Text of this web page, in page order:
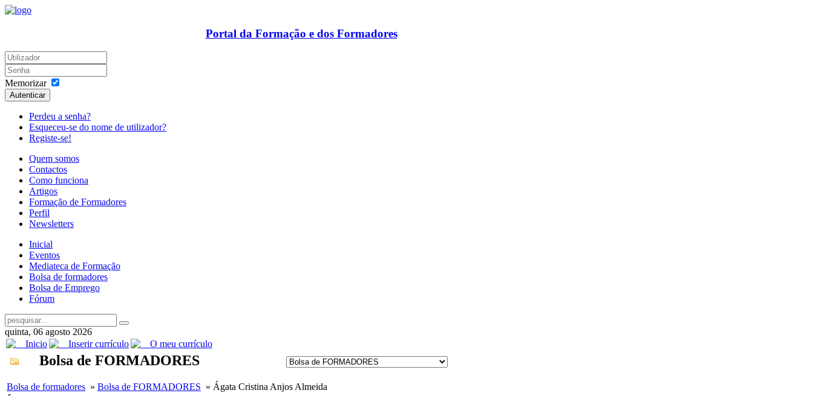
Portal da Formação e dos Formadores
Memorizar
Autenticar
Perdeu a senha?
Esqueceu-se do nome de utilizador?
Registe-se!
Quem somos
Contactos
Como funciona
Artigos
Formação de Formadores
Perfil
Newsletters
Inicial
Eventos
Mediateca de Formação
Bolsa de formadores
Bolsa de Emprego
Fórum
quinta, 06 agosto 2026
Inicio
Inserir currículo O meu currículo
Bolsa de FORMADORES
Bolsa de formadores » Bolsa de FORMADORES » Ágata Cristina Anjos Almeida